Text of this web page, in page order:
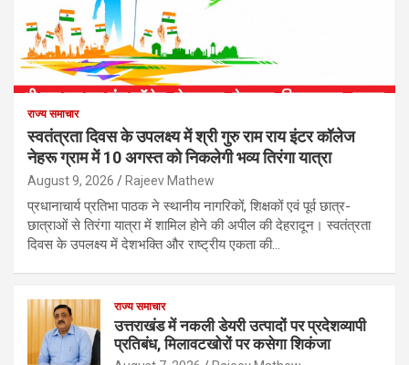
राज्य समाचार
स्वतंत्रता दिवस के उपलक्ष्य में श्री गुरु राम राय इंटर कॉलेज
नेहरू ग्राम में 10 अगस्त को निकलेगी भव्य तिरंगा यात्रा
August 9, 2026 Rajeev Mathew
प्रधानाचार्य प्रतिभा पाठक ने स्थानीय नागरिकों, शिक्षकों एवं पूर्व छात्र-
छात्राओं से तिरंगा यात्रा में शामिल होने की अपील की देहरादून। स्वतंत्रता
दिवस के उपलक्ष्य में देशभक्ति और राष्ट्रीय एकता की…
राज्य समाचार
उत्तराखंड में नकली डेयरी उत्पादों पर प्रदेशव्यापी
प्रतिबंध, मिलावटखोरों पर कसेगा शिकंजा